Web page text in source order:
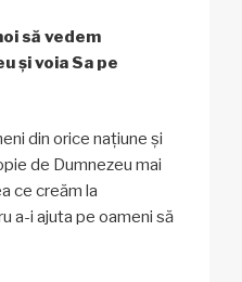
să vedem
și voia Sa pe
din orice națiune și
de Dumnezeu mai
ce creăm la
a-i ajuta pe oameni să